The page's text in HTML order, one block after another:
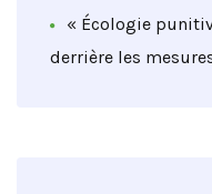
« Écologie
derrière les